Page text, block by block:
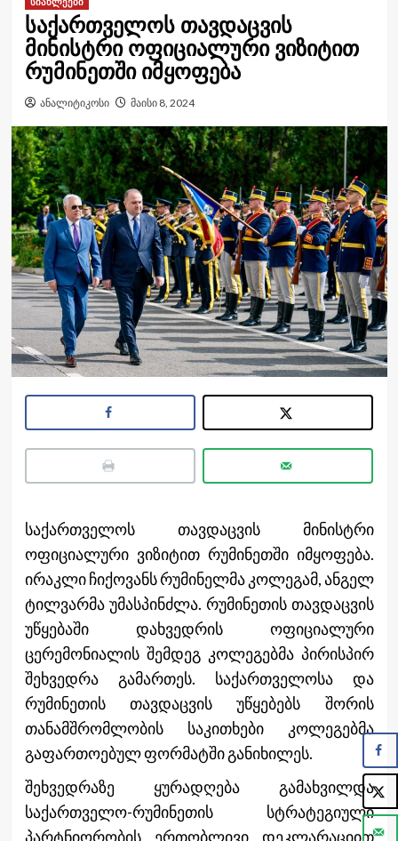
საქართველოს თავდაცვის
მინისტრი ოფიციალური ვიზიტით
რუმინეთში იმყოფება
ანალიტიკოსი მაისი 8, 2024
საქართველოს თავდაცვის მინისტრი
ოფიციალური ვიზიტით რუმინეთში იმყოფება.
ირაკლი ჩიქოვანს რუმინელმა კოლეგამ, ანგელ
ტილვარმა უმასპინძლა. რუმინეთის თავდაცვის
უწყებაში დახვედრის ოფიციალური
ცერემონიალის შემდეგ კოლეგებმა პირისპირ
შეხვედრა გამართეს. საქართველოსა და
რუმინეთის თავდაცვის უწყებებს შორის
თანამშრომლობის საკითხები კოლეგებმა
გაფართოებულ ფორმატში განიხილეს.
შეხვედრაზე ყურადღება გამახვილდა
საქართველო-რუმინეთის სტრატეგიული
პარტნიორობის ერთობლივი დეკლარაციით